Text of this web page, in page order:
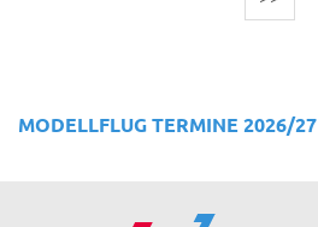
MODELLFLUG TERMINE 2026/27